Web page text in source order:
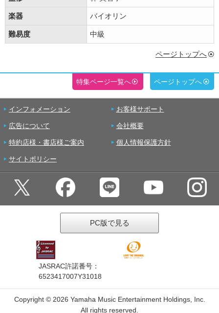
楽器 バイオリン
難易度 中級
ページトップへ
特集ページ一覧へ ページトップへ
インフォメーション お客様サポート
広告について 会社概要
特約店様・書店様ご案内 個人情報保護方針
サイトポリシー
PC版で見る
JASRAC許諾番号：
6523417007Y31018
Copyright © 2026 Yamaha Music Entertainment Holdings, Inc.
All rights reserved.